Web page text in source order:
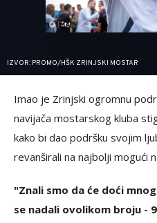
IZVOR: PROMO/HŠK ZRINJSKI MOSTAR
Imao je Zrinjski ogromnu
navijača mostarskog kluba
kako bi dao podršku svojim
revanširali na najbolji mogući
"Znali smo da će doći
se nadali ovolikom broju -